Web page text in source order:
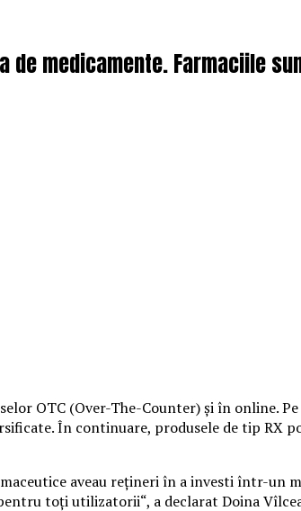
de medicamente. Farmaciile
OTC (Over-The-Counter) şi în online.
În continuare, produsele de tip RX
aveau reţineri în a investi într-
toţi utilizatorii“, a declarat Doina